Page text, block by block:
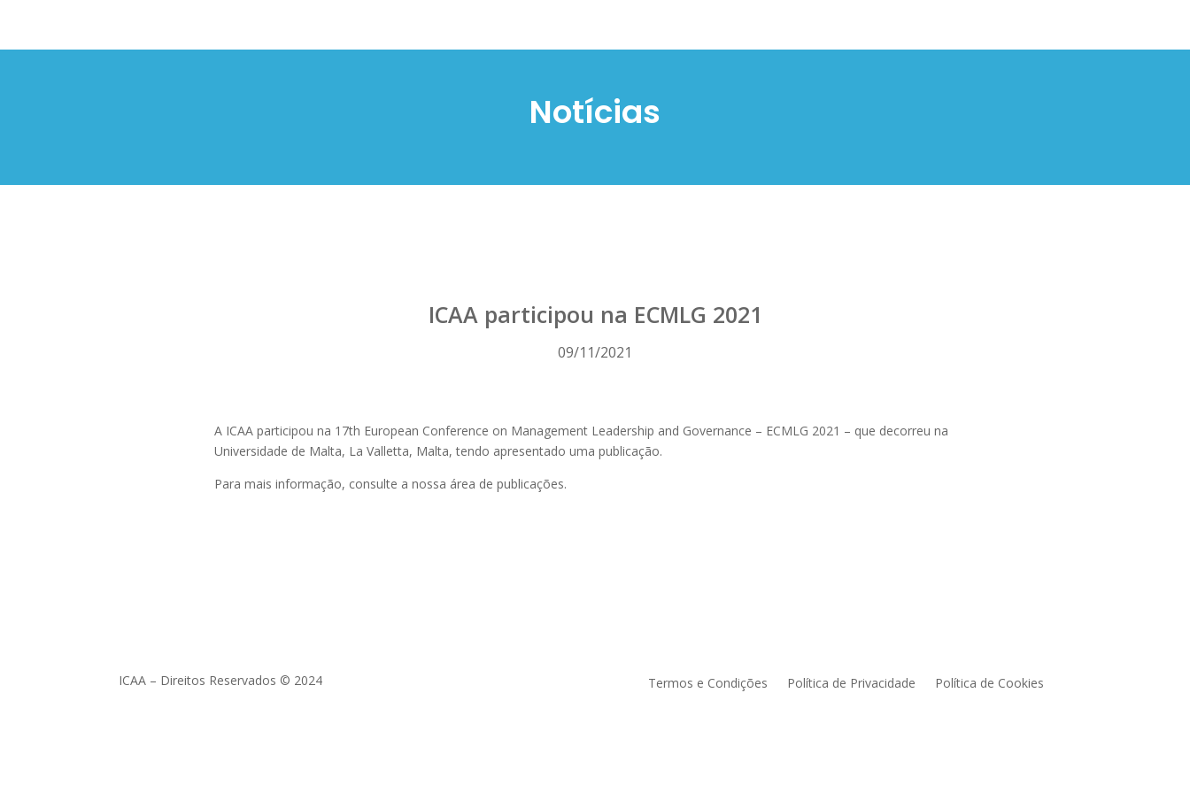
Notícias
ICAA participou na ECMLG 2021
09/11/2021
A ICAA participou na 17th European Conference on Management Leadership and Governance – ECMLG 2021 – que decorreu na
Universidade de Malta, La Valletta, Malta, tendo apresentado uma publicação.
Para mais informação, consulte a nossa área de publicações.
ICAA – Direitos Reservados © 2024 Termos e Condições Política de Privacidade Política de Cookies